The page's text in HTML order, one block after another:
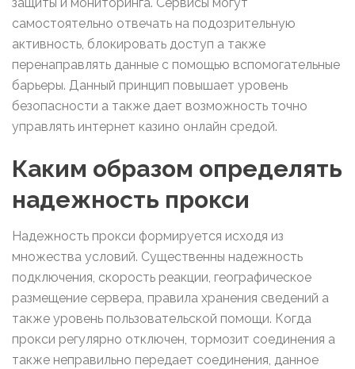
самостоятельно отвечать на подозрительную
активность, блокировать доступ а также
перенаправлять данные с помощью вспомогательные
барьеры. Данный принцип повышает уровень
безопасности а также дает возможность точно
управлять интернет казино онлайн средой.
Каким образом определять
надежность прокси
Надежность прокси формируется исходя из
множества условий. Существенны надежность
подключения, скорость реакции, географическое
размещение сервера, правила хранения сведений а
также уровень пользовательской помощи. Когда
прокси регулярно отключен, тормозит соединения а
также неправильно передает соединения, данное